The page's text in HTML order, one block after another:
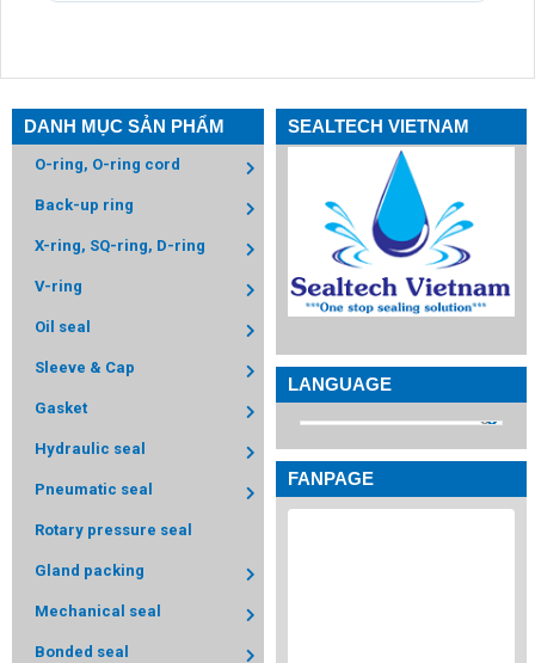
DANH MỤC SẢN PHẨM
O-ring, O-ring cord
Back-up ring
X-ring, SQ-ring, D-ring
V-ring
Oil seal
Sleeve & Cap
Gasket
Hydraulic seal
Pneumatic seal
Rotary pressure seal
Gland packing
Mechanical seal
Bonded seal
SEALTECH VIETNAM
LANGUAGE
FANPAGE